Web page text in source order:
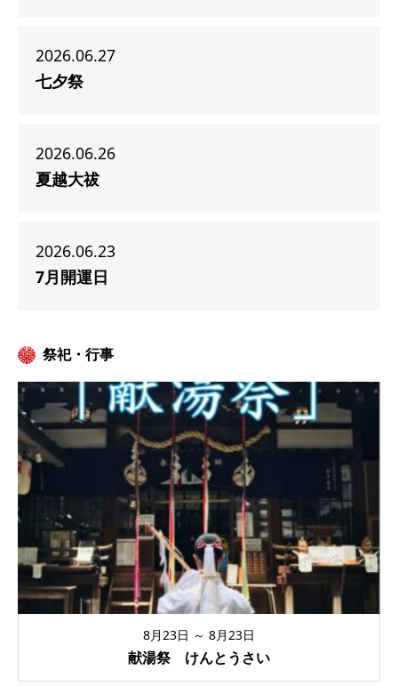
2026.06.27
七夕祭
2026.06.26
夏越大祓
2026.06.23
7月開運日
祭祀・行事
8月23日 ～ 8月23日
献湯祭 けんとうさい